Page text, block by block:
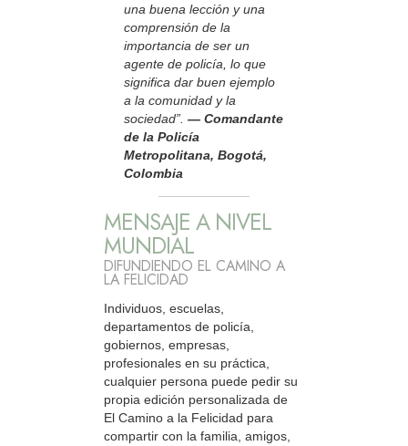
una buena lección y una
comprensión de la
importancia de ser un
agente de policía, lo que
significa dar buen ejemplo
a la comunidad y la
sociedad”. — Comandante
de la Policía
Metropolitana, Bogotá,
Colombia
MENSAJE A NIVEL
MUNDIAL
DIFUNDIENDO EL CAMINO A
LA FELICIDAD
Individuos, escuelas,
departamentos de policía,
gobiernos, empresas,
profesionales en su práctica,
cualquier persona puede pedir su
propia edición personalizada de
El Camino a la Felicidad para
compartir con la familia, amigos,